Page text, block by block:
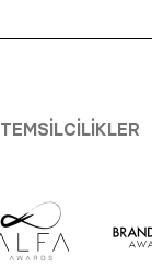
TEMSILCILIKLER